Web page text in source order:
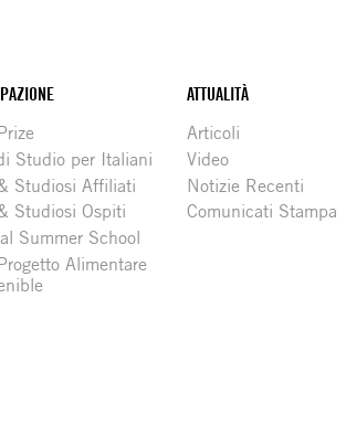
Studio per Italiani
Studiosi Affiliati
Studiosi Ospiti
Summer School
Alimentare
ATTUALITÀ
Articoli
Video
Notizie Recenti
Comunicati Stampa